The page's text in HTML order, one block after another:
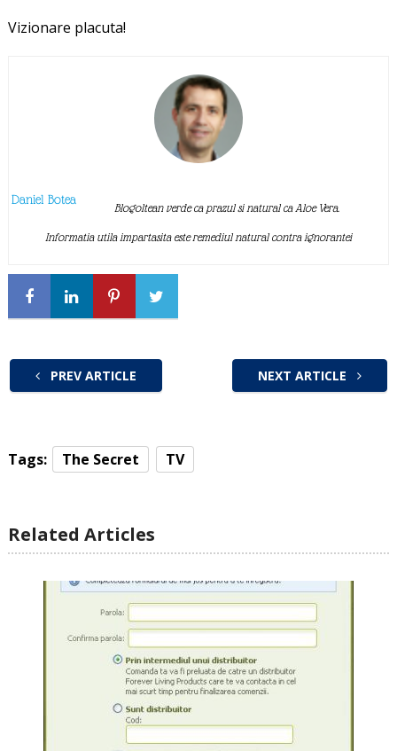
Vizionare placuta!
Daniel Botea
Blogoltean verde ca prazul si natural ca Aloe Vera.
Informatia utila impartasita este remediul natural contra ignorantei
PREV ARTICLE NEXT ARTICLE
Tags: The Secret TV
Related Articles